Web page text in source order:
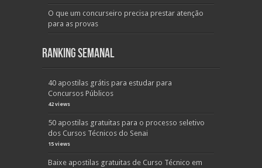
O que um concurseiro precisa prestar atenção
para as provas
Ranking Semanal
40 apostilas grátis para estudar para
Concursos Públicos
42 views
50 apostilas gratuitas para o processo seletivo
dos Cursos Técnicos do Senai
15 views
Baixe apostilas gratuitas de Curso Técnico em